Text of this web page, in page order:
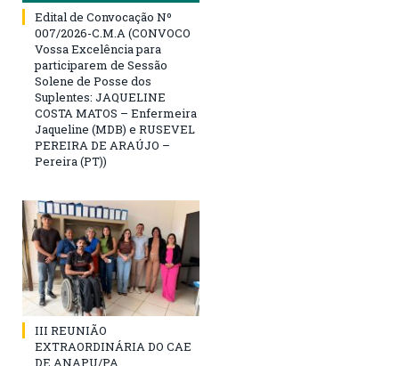
Edital de Convocação Nº
007/2026-C.M.A (CONVOCO
Vossa Excelência para
participarem de Sessão
Solene de Posse dos
Suplentes: JAQUELINE
COSTA MATOS – Enfermeira
Jaqueline (MDB) e RUSEVEL
PEREIRA DE ARAÚJO –
Pereira (PT))
III REUNIÃO
EXTRAORDINÁRIA DO CAE
DE ANAPU/PA